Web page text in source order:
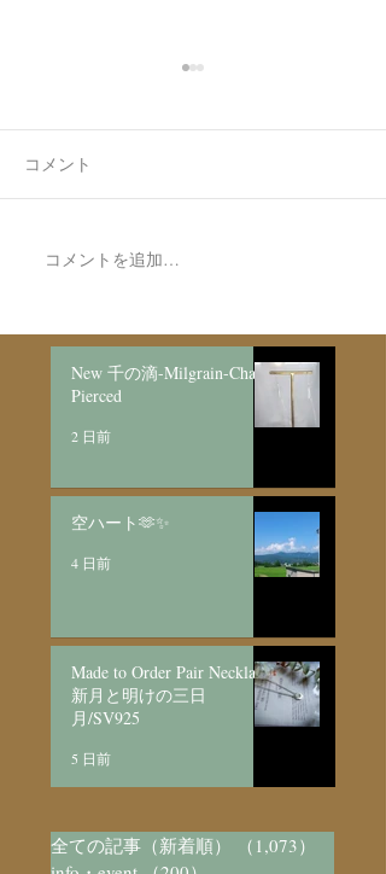
7月最後の日録
コメント
コメントを追加…
New 千の滴-Milgrain-Chain
Pierced
2 日前
空ハート🫶✨
4 日前
Made to Order Pair Necklace
新月と明けの三日
月/SV925
5 日前
全ての記事（新着順） （1,073）